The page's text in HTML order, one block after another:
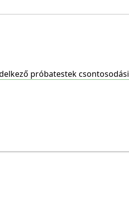
próbatestek csontosodási